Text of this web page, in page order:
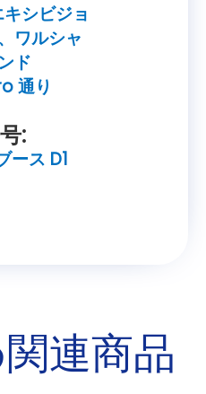
キシビジョ
ワルシャ
ド
通り
:
ース D1
連商品